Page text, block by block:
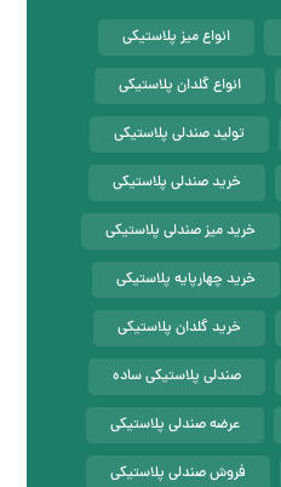
انواع میز پلاستیکی
انواع گلدان پلاستیکی
تولید صندلی پلاستیکی
خرید صندلی پلاستیکی
خرید میز صندلی پلاستیکی
خرید چهارپایه پلاستیکی
خرید گلدان پلاستیکی
صندلی پلاستیکی ساده
عرضه صندلی پلاستیکی
فروش صندلی پلاستیکی